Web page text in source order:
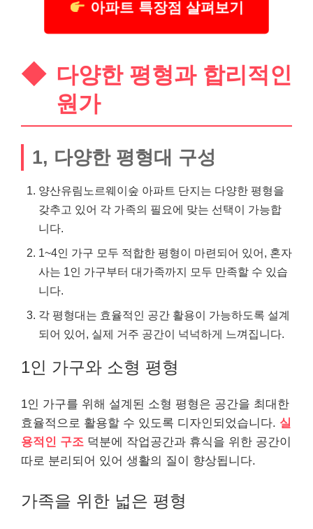
아파트 특장점 살펴보기
다양한 평형과 합리적인
원가
1, 다양한 평형대 구성
양산유림노르웨이숲 아파트 단지는 다양한 평형을
갖추고 있어 각 가족의 필요에 맞는 선택이 가능합
니다.
1~4인 가구 모두 적합한 평형이 마련되어 있어, 혼자
사는 1인 가구부터 대가족까지 모두 만족할 수 있습
니다.
각 평형대는 효율적인 공간 활용이 가능하도록 설계
되어 있어, 실제 거주 공간이 넉넉하게 느껴집니다.
1인 가구와 소형 평형
1인 가구를 위해 설계된 소형 평형은 공간을 최대한
효율적으로 활용할 수 있도록 디자인되었습니다. 실
용적인 구조 덕분에 작업공간과 휴식을 위한 공간이
따로 분리되어 있어 생활의 질이 향상됩니다.
가족을 위한 넓은 평형